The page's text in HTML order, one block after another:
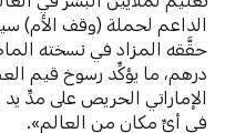
الداعم لحملة (وقف الأم)
درهم، ما يؤكِّد رسوخ قيم
الإماراتي الحريص على مدِّ
في أيِّ مكان من العالم».